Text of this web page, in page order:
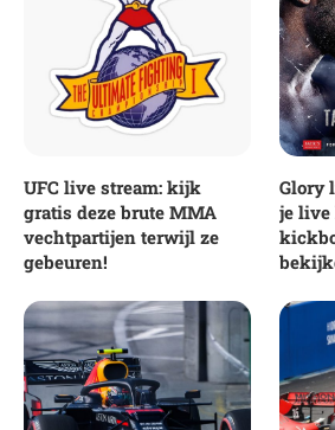
UFC live stream: kijk
gratis deze brute MMA
vechtpartijen terwijl ze
gebeuren!
Glory
je live